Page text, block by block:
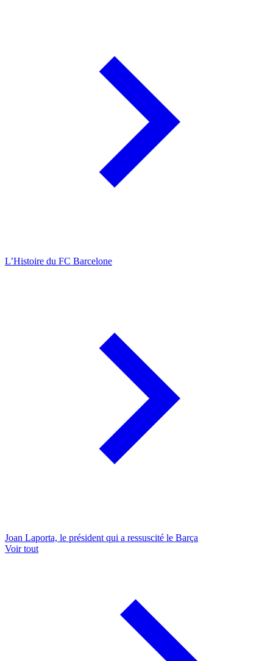
L’Histoire du FC Barcelone
Joan Laporta, le président qui a ressuscité le Barça
Voir tout